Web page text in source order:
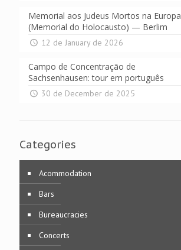
Memorial aos Judeus Mortos na Europa
(Memorial do Holocausto) — Berlim
12 de January de 2026
Campo de Concentração de
Sachsenhausen: tour em português
30 de December de 2025
Categories
Acommodation
Bars
Bureaucracies
Concerts